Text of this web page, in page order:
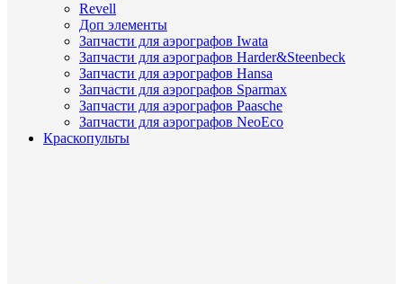
Revell
Доп элементы
Запчасти для аэрографов Iwata
Запчасти для аэрографов Harder&Steenbeck
Запчасти для аэрографов Hansa
Запчасти для аэрографов Sparmax
Запчасти для аэрографов Paasche
Запчасти для аэрографов NeoEco
Краскопульты